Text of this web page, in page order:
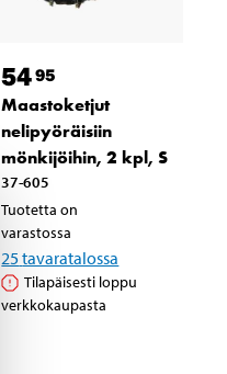
5495
Maastoketjut
nelipyöräisiin
mönkijöihin, 2 kpl, S
37-605
Tuotetta on
varastossa
25tavaratalossa
Tilapäisesti loppu
verkkokaupasta